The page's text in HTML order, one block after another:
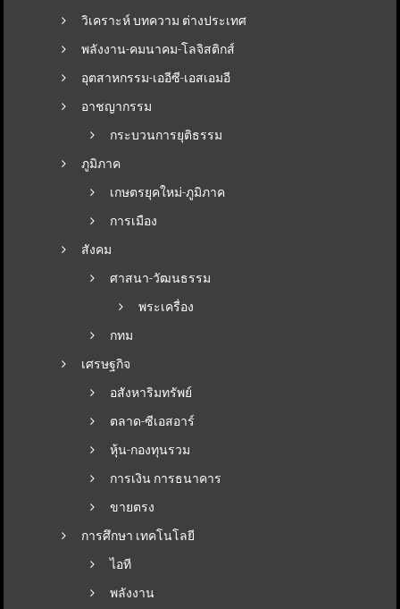
วิเคราะห์ บทความ ต่างประเทศ
พลังงาน-คมนาคม-โลจิสติกส์
อุตสาหกรรม-เออีซี-เอสเอมอี
อาชญากรรม
กระบวนการยุติธรรม
ภูมิภาค
เกษตรยุคใหม่-ภูมิภาค
การเมือง
สังคม
ศาสนา-วัฒนธรรม
พระเครื่อง
กทม
เศรษฐกิจ
อสังหาริมทรัพย์
ตลาด-ซีเอสอาร์
หุ้น-กองทุนรวม
การเงิน การธนาคาร
ขายตรง
การศึกษา เทคโนโลยี
ไอที
พลังงาน